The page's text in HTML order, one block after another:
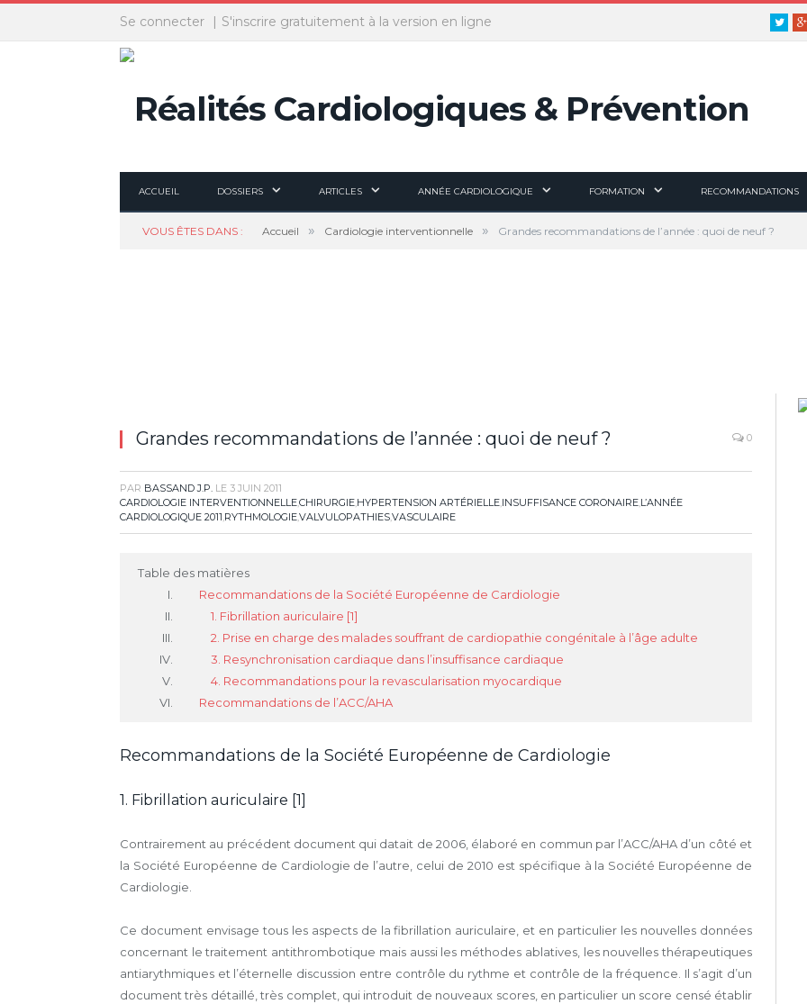
Panneau de gestion des cookies
Twitter
Se connecter S'inscrire gratuitement à la version en ligne
ACCUEIL DOSSIERS ARTICLES ANNÉE CARDIOLOGIQUE FORMATION RECOMMANDATIONS
VOUS ÊTES DANS : Accueil » Cardiologie interventionnelle » Grandes recommandations de l’année : quoi de neuf ?
Grandes recommandations de l’année : quoi de neuf ? 0
PAR BASSAND J.P. LE 3 JUIN 2011
CARDIOLOGIE INTERVENTIONNELLE,CHIRURGIE,HYPERTENSION ARTÉRIELLE,INSUFFISANCE CORONAIRE,L’ANNÉE
CARDIOLOGIQUE 2011,RYTHMOLOGIE,VALVULOPATHIES,VASCULAIRE
Table des matières
Recommandations de la Société Européenne de Cardiologie
1. Fibrillation auriculaire [1]
2. Prise en charge des malades souffrant de cardiopathie congénitale à l’âge adulte
3. Resynchronisation cardiaque dans l’insuffisance cardiaque
4. Recommandations pour la revascularisation myocardique
Recommandations de l’ACC/AHA
Recommandations de la Société Européenne de Cardiologie
1. Fibrillation auriculaire [1]
Contrairement au précédent document qui datait de 2006, élaboré en commun par l’ACC/AHA d’un côté et
la Société Européenne de Cardiologie de l’autre, celui de 2010 est spécifique à la Société Européenne de
Cardiologie.
Ce document envisage tous les aspects de la fibrillation auriculaire, et en particulier les nouvelles données
concernant le traitement antithrombotique mais aussi les méthodes ablatives, les nouvelles thérapeutiques
antiarythmiques et l’éternelle discussion entre contrôle du rythme et contrôle de la fréquence. Il s’agit d’un
document très détaillé, très complet, qui introduit de nouveaux scores, en particulier un score censé établir